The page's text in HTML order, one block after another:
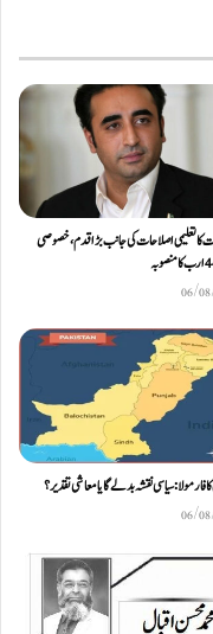
تعلیمی اصلاحات کی جانب بڑا قدم، خصوصی
06/
فارمولا: سیاسی نقشہ بدلے گا یا معاشی تقدیر؟
06/